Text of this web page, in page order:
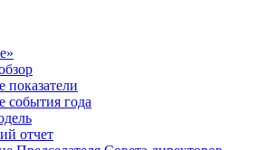
события года
отчет